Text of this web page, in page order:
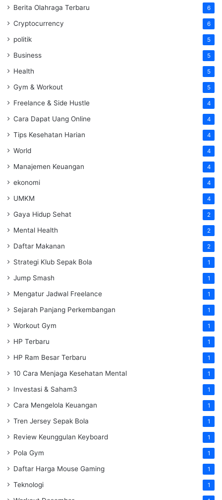
Berita Olahraga Terbaru 6
Cryptocurrency 6
politik 5
Business 5
Health 5
Gym & Workout 5
Freelance & Side Hustle 4
Cara Dapat Uang Online 4
Tips Kesehatan Harian 4
World 4
Manajemen Keuangan 4
ekonomi 4
UMKM 4
Gaya Hidup Sehat 2
Mental Health 2
Daftar Makanan 2
Strategi Klub Sepak Bola 1
Jump Smash 1
Mengatur Jadwal Freelance 1
Sejarah Panjang Perkembangan 1
Workout Gym 1
HP Terbaru 1
HP Ram Besar Terbaru 1
10 Cara Menjaga Kesehatan Mental 1
Investasi & Saham3 1
Cara Mengelola Keuangan 1
Tren Jersey Sepak Bola 1
Review Keunggulan Keyboard 1
Pola Gym 1
Daftar Harga Mouse Gaming 1
Teknologi 1